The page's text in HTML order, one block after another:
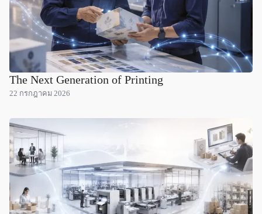
The Next Generation of Printing
22 กรกฎาคม 2026